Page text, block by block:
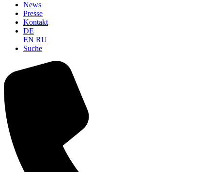
News
Presse
Kontakt
DE
EN RU
Suche